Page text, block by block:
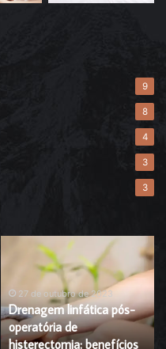
9
8
4
3
3
Drenagem
operatória
de
histerectomia:
benefícios
27 de outubro de 2023
Drenagem linfática pós-
operatória de
histerectomia: benefícios